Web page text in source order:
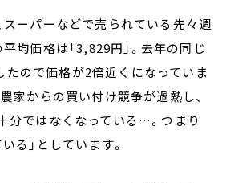
スーパーなどで売られている先々週
均価格は「3,829円」。去年の同じ
たので価格が2倍近くになっていま
家からの買い付け競争が過熱し、
分ではなくなっている…。つまり
る」としています。